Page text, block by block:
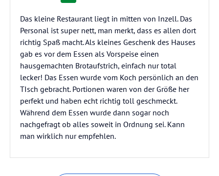
Das kleine Restaurant liegt in mitten von Inzell. Das
Personal ist super nett, man merkt, dass es allen dort
richtig Spaß macht. Als kleines Geschenk des Hauses
gab es vor dem Essen als Vorspeise einen
hausgemachten Brotaufstrich, einfach nur total
lecker! Das Essen wurde vom Koch persönlich an den
TIsch gebracht. Portionen waren von der Größe her
perfekt und haben echt richtig toll geschmeckt.
Während dem Essen wurde dann sogar noch
nachgefragt ob alles soweit in Ordnung sei. Kann
man wirklich nur empfehlen.